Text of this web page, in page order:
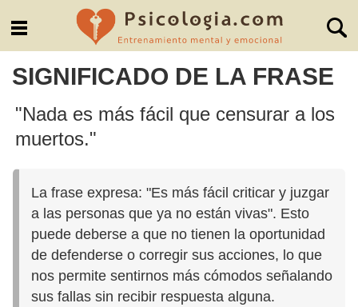
SIGNIFICADO DE LA FRASE
"Nada es más fácil que censurar a los
muertos."
La frase expresa: "Es más fácil criticar y juzgar
a las personas que ya no están vivas". Esto
puede deberse a que no tienen la oportunidad
de defenderse o corregir sus acciones, lo que
nos permite sentirnos más cómodos señalando
sus fallas sin recibir respuesta alguna.